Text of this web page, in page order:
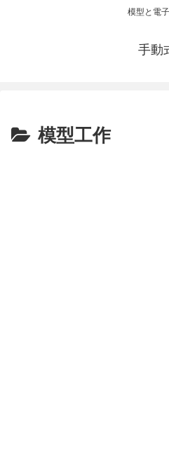
模型と電
手動
模型工作